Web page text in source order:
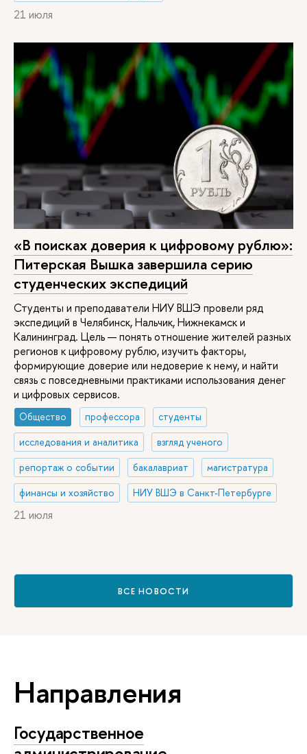
21 июля
«В поисках доверия к цифровому рублю»:
Питерская Вышка завершила серию
студенческих экспедиций
Студенты и преподаватели НИУ ВШЭ провели ряд
экспедиций в Челябинск, Нальчик, Нижнекамск и
Калининград. Цель — понять отношение жителей разных
регионов к цифровому рублю, изучить факторы,
формирующие доверие или недоверие к нему, и найти
связь с повседневными практиками использования денег
и цифровых сервисов.
Общество профессора
студенты
исследования и аналитика
взгляд ученого
репортаж о событии
бакалавриат
магистратура
финансы и хозяйство
НИУ ВШЭ в Санкт-Петербурге
21 июля
ВСЕ НОВОСТИ
Направления
Государственное